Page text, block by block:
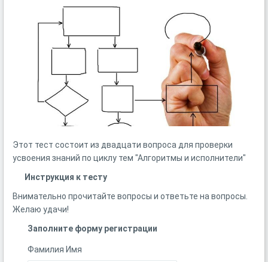
Этот тест состоит из двадцати вопроса для проверки
усвоения знаний по циклу тем "Алгоритмы и исполнители"
Инструкция к тесту
Внимательно прочитайте вопросы и ответьте на вопросы.
Желаю удачи!
Заполните форму регистрации
Фамилия Имя